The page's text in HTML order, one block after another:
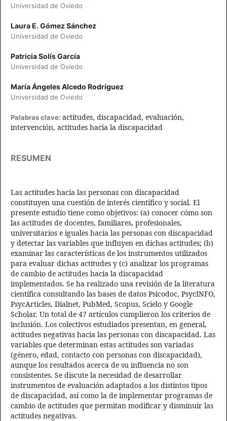
Universidad de Oviedo
Laura E. Gómez Sánchez
Universidad de Oviedo
Patricia Solís García
Universidad de Oviedo
María Ángeles Alcedo Rodríguez
Universidad de Oviedo
Palabras clave: actitudes, discapacidad, evaluación,
intervención, actitudes hacia la discapacidad
RESUMEN
Las actitudes hacia las personas con discapacidad
constituyen una cuestión de interés científico y social. El
presente estudio tiene como objetivos: (a) conocer cómo son
las actitudes de docentes, familiares, profesionales,
universitarios e iguales hacia las personas con discapacidad
y detectar las variables que influyen en dichas actitudes; (b)
examinar las características de los instrumentos utilizados
para evaluar dichas actitudes y (c) analizar los programas
de cambio de actitudes hacia la discapacidad
implementados. Se ha realizado una revisión de la literatura
científica consultando las bases de datos Psicodoc, PsycINFO,
PsycArticles, Dialnet, PubMed, Scopus, Scielo y Google
Scholar. Un total de 47 artículos cumplieron los criterios de
inclusión. Los colectivos estudiados presentan, en general,
actitudes negativas hacia las personas con discapacidad. Las
variables que determinan estas actitudes son variadas
(género, edad, contacto con personas con discapacidad),
aunque los resultados acerca de su influencia no son
consistentes. Se discute la necesidad de desarrollar
instrumentos de evaluación adaptados a los distintos tipos
de discapacidad, así como la de implementar programas de
cambio de actitudes que permitan modificar y disminuir las
actitudes negativas.